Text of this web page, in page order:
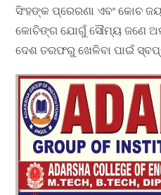
ସିଂହଙ୍କ ପ୍ରେରଣା ଏବଂ କୋଚ
କୋଚିଙ୍ଗ ଯୋଗୁଁ ସୌମ୍ୟ ଜଣେ
ଦେଶ ତରଫରୁ ଖେଳିବା ପାଇଁ